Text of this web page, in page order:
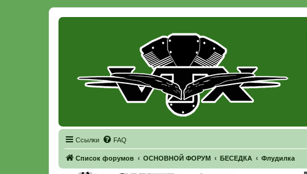
Ссылки FAQ
Список форумов ОСНОВНОЙ ФОРУМ БЕСЕДКА Флудилка